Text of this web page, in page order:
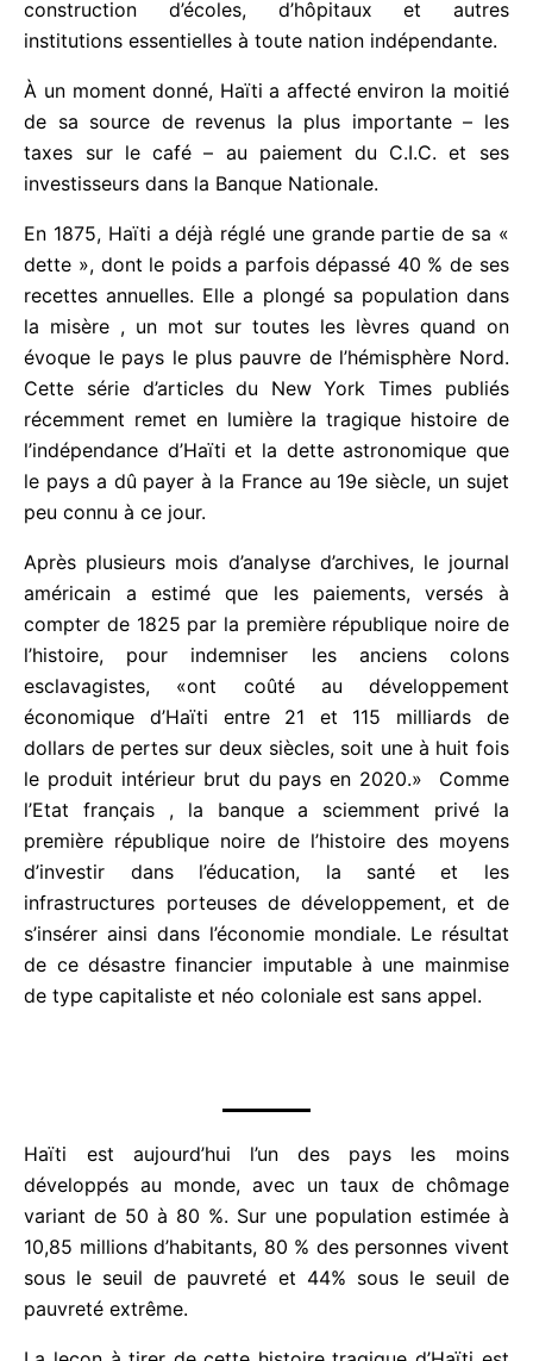
la tour Eiffel, symbole de l’universalisme français, il
étouffe au même moment l’économie haïtienne en
rapatriant en France une grande parties des
revenus publics du pays, au lieu de les investir dans
la construction d’écoles, d’hôpitaux et autres
institutions essentielles à toute nation
À un moment donné, Haïti a affecté environ la
moitié de sa source de revenus la plus importante
– les taxes sur le café – au paiement du C.I.C. et
ses investisseurs dans la Banque Nationale.
En 1875, Haïti a déjà réglé une grande partie de sa
« dette », dont le poids a parfois dépassé 40 % de
ses recettes annuelles. Elle a plongé sa population
dans la misère , un mot sur toutes les lèvres quand
on évoque le pays le plus pauvre de l’hémisphère
Nord. Cette série d’articles du New York Times
publiés récemment remet en lumière la tragique
histoire de l’indépendance d’Haïti et la dette
astronomique que le pays a dû payer à la France
au 19e siècle, un sujet peu connu à ce jour.
Après plusieurs mois d’analyse d’archives, le journal
américain a estimé que les paiements, versés à
compter de 1825 par la première république noire
de l’histoire, pour indemniser les anciens colons
esclavagistes, «ont coûté au développement
économique d’Haïti entre 21 et 115 milliards de
dollars de pertes sur deux siècles, soit une à huit
fois le produit intérieur brut du pays en 2020.»
Comme l’Etat français , la banque a sciemment
privé la première république noire de l’histoire des
de type capitaliste et néo coloniale est sans appel.
Haïti est aujourd’hui l’un des pays les moins
développés au monde, avec un taux de chômage